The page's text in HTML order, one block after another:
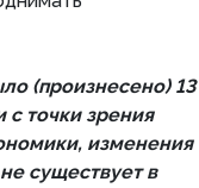
(произнесено) 13
с точки зрения
изменения
существует в